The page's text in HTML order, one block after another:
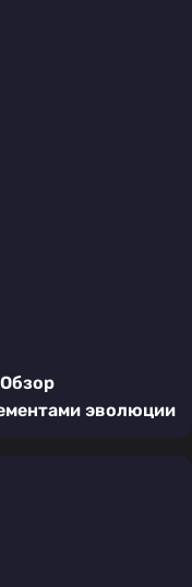
эволюции